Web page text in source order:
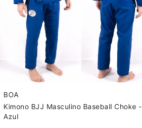
BOA
Kimono BJJ Masculino Baseball Choke -
Azul